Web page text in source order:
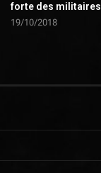
forte des militaires
19/10/2018